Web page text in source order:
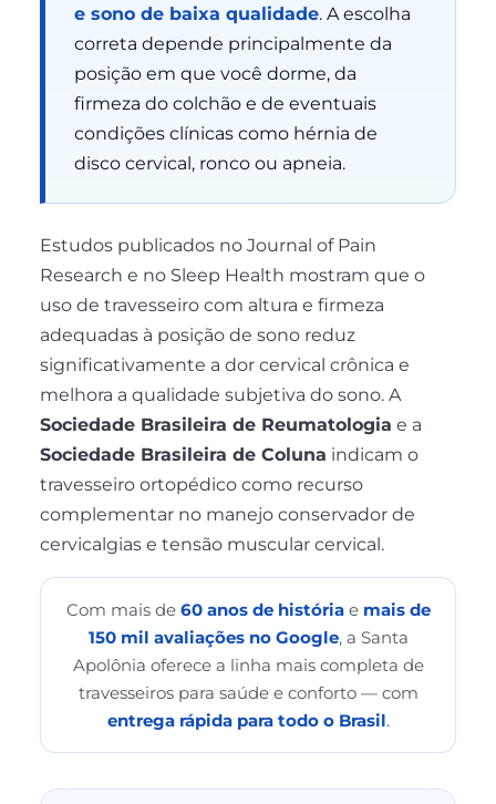
e sono de baixa qualidade. A escolha
correta depende principalmente da
posição em que você dorme, da
firmeza do colchão e de eventuais
condições clínicas como hérnia de
disco cervical, ronco ou apneia.
Estudos publicados no Journal of Pain
Research e no Sleep Health mostram que o
uso de travesseiro com altura e firmeza
adequadas à posição de sono reduz
significativamente a dor cervical crônica e
melhora a qualidade subjetiva do sono. A
Sociedade Brasileira de Reumatologia e a
Sociedade Brasileira de Coluna indicam o
travesseiro ortopédico como recurso
complementar no manejo conservador de
cervicalgias e tensão muscular cervical.
Com mais de 60 anos de históriae mais de
150 mil avaliações no Google, a Santa
Apolônia oferece a linha mais completa de
travesseiros para saúde e conforto — com
entrega rápida para todo o Brasil.